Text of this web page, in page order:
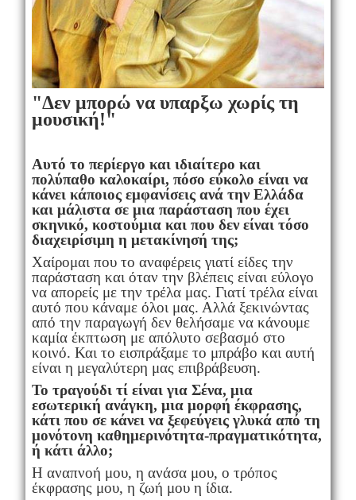
"Δεν μπορώ να υπαρξω χωρίς τη
μουσική!"
Αυτό το περίεργο και ιδιαίτερο και
πολύπαθο καλοκαίρι, πόσο εύκολο είναι να
κάνει κάποιος εμφανίσεις ανά την Ελλάδα
και μάλιστα σε μια παράσταση που έχει
σκηνικό, κοστούμια και που δεν είναι τόσο
διαχειρίσιμη η μετακίνησή της;
Χαίρομαι που το αναφέρεις γιατί είδες την
παράσταση και όταν την βλέπεις είναι εύλογο
να απορείς με την τρέλα μας. Γιατί τρέλα είναι
αυτό που κάναμε όλοι μας. Αλλά ξεκινώντας
από την παραγωγή δεν θελήσαμε να κάνουμε
καμία έκπτωση με απόλυτο σεβασμό στο
κοινό. Και το εισπράξαμε το μπράβο και αυτή
είναι η μεγαλύτερη μας επιβράβευση.
Το τραγούδι τί είναι για Σένα, μια
εσωτερική ανάγκη, μια μορφή έκφρασης,
κάτι που σε κάνει να ξεφεύγεις γλυκά από τη
μονότονη καθημερινότητα-πραγματικότητα,
ή κάτι άλλο;
Η αναπνοή μου, η ανάσα μου, ο τρόπος
έκφρασης μου, η ζωή μου η ίδια.